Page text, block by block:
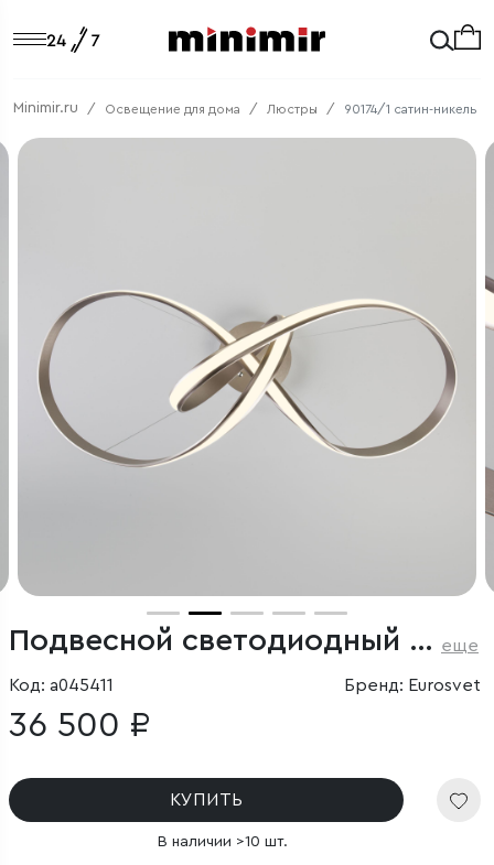
Minimir.ru Освещение для дома Люстры 90174/1 сатин-никель
Подвесной светодиодный светильник еще
Код: a045411 Бренд: Eurosvet
36 500 ₽
КУПИТЬ
В наличии >10 шт.